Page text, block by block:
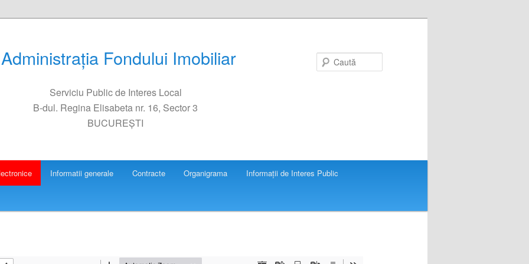
Administrația Fondului Imobiliar
Serviciu Public de Interes Local
B-dul. Regina Elisabeta nr. 16, Sector 3
BUCUREȘTI
Informatii generale Contracte Organigrama Informații de Interes Public